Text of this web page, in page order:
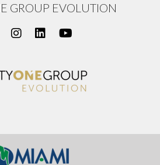
GROUP EVOLUTION